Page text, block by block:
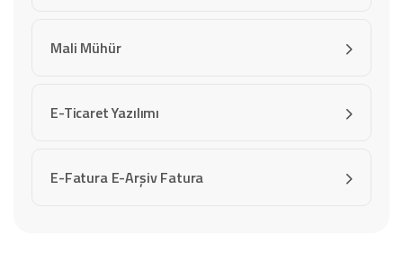
Mali Mühür
E-Ticaret Yazılımı
E-Fatura E-Arşiv Fatura